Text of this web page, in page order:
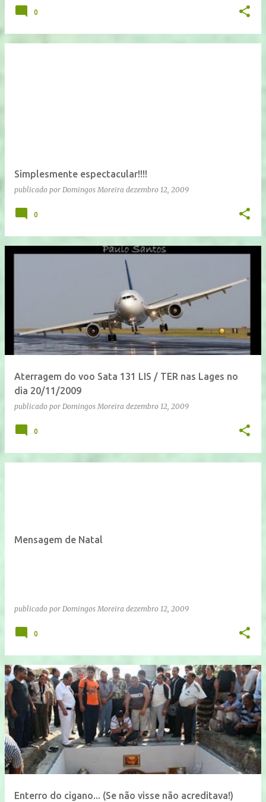
0
Simplesmente espectacular!!!!
publicado por Domingos Moreira dezembro 12, 2009
0
Aterragem do voo Sata 131 LIS / TER nas Lages no
dia 20/11/2009
publicado por Domingos Moreira dezembro 12, 2009
0
Mensagem de Natal
publicado por Domingos Moreira dezembro 12, 2009
0
Enterro do cigano... (Se não visse não acreditava!)